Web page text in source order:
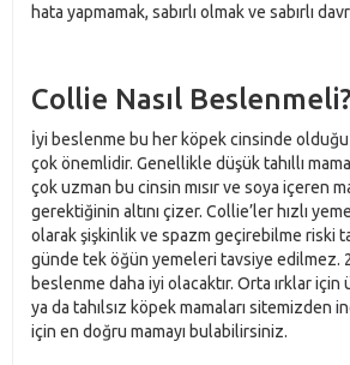
hata yapmamak, sabırlı olmak ve sabırlı
Collie Nasıl Beslenmeli?
İyi beslenme bu her köpek cinsinde
çok önemlidir. Genellikle düşük tahıllı
çok uzman bu cinsin mısır ve soya içeren
gerektiğinin altını çizer. Collie’ler hızlı
olarak şişkinlik ve spazm geçirebilme riski
günde tek öğün yemeleri tavsiye edilmez.
beslenme daha iyi olacaktır. Orta ırklar için
ya da tahılsız köpek mamaları sitemizden
için en doğru mamayı bulabilirsiniz.